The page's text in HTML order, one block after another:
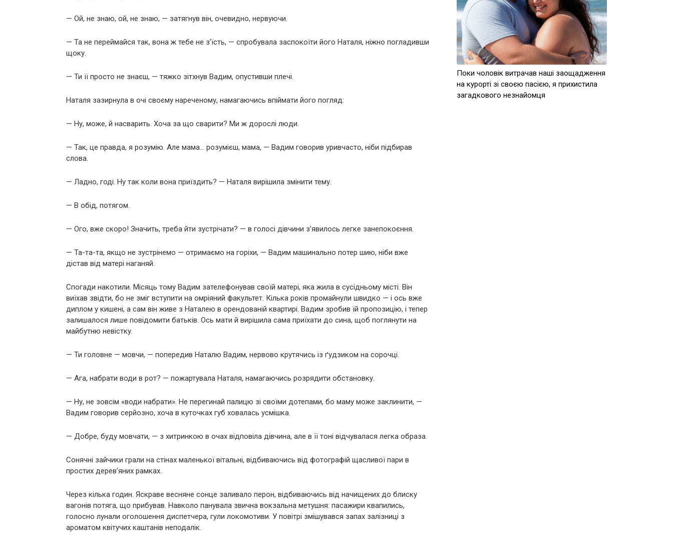
— Ой, не знаю, ой, не знаю, — затягнув він, очевидно, нервуючи.
— Та не переймайся так, вона ж тебе не з’їсть, — спробувала заспокоїти його Наталя, ніжно погладивши
щоку.
— Ти її просто не знаєш, — тяжко зітхнув Вадим, опустивши плечі.
Наталя зазирнула в очі своєму нареченому, намагаючись впіймати його погляд:
— Ну, може, й насварить. Хоча за що сварити? Ми ж дорослі люди.
— Так, це правда, я розумію. Але мама… розумієш, мама, — Вадим говорив уривчасто, ніби підбирав
слова.
— Ладно, годі. Ну так коли вона приїздить? — Наталя вирішила змінити тему.
— В обід, потягом.
— Ого, вже скоро! Значить, треба йти зустрічати? — в голосі дівчини з’явилось легке занепокоєння.
— Та-та-та, якщо не зустрінемо — отримаємо на горіхи, — Вадим машинально потер шию, ніби вже
дістав від матері наганяй.
Спогади накотили. Місяць тому Вадим зателефонував своїй матері, яка жила в сусідньому місті. Він
виїхав звідти, бо не зміг вступити на омріяний факультет. Кілька років промайнули швидко — і ось вже
диплом у кишені, а сам він живе з Наталею в орендованій квартирі. Вадим зробив їй пропозицію, і тепер
залишалося лише повідомити батьків. Ось мати й вирішила сама приїхати до сина, щоб поглянути на
майбутню невістку.
— Ти головне — мовчи, — попередив Наталю Вадим, нервово крутячись із ґудзиком на сорочці.
— Ага, набрати води в рот? — пожартувала Наталя, намагаючись розрядити обстановку.
— Ну, не зовсім «води набрати». Не перегинай палицю зі своїми дотепами, бо маму може заклинити, —
Вадим говорив серйозно, хоча в куточках губ ховалась усмішка.
— Добре, буду мовчати, — з хитринкою в очах відповіла дівчина, але в її тоні відчувалася легка образа.
Сонячні зайчики грали на стінах маленької вітальні, відбиваючись від фотографій щасливої пари в
простих дерев’яних рамках.
Через кілька годин. Яскраве весняне сонце заливало перон, відбиваючись від начищених до блиску
вагонів потяга, що прибував. Навколо панувала звична вокзальна метушня: пасажири квапились,
голосно лунали оголошення диспетчера, гули локомотиви. У повітрі змішувався запах залізниці з
ароматом квітучих каштанів неподалік.
Поки чоловік витрачав наші заощадження
на курорті зі своєю пасією, я прихистила
загадкового незнайомця